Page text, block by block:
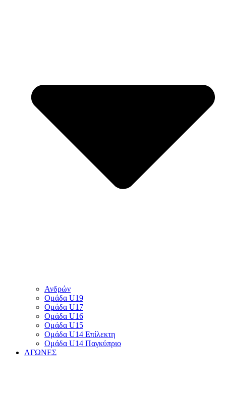
Ανδρών
Ομάδα U19
Ομάδα U17
Ομάδα U16
Ομάδα U15
Ομάδα U14 Επίλεκτη
Ομάδα U14 Παγκύπριο
ΑΓΩΝΕΣ